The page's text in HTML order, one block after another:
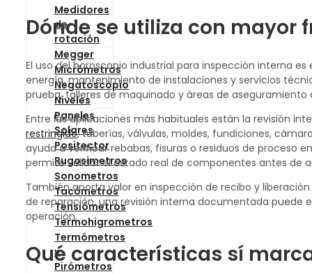
Medidores
de
rotación
Megger
Micrómetros
Negatoscopio
Niveles
Paneles
Solares
Positector
Rugosimetros
Sonometros
Tacómetros
Tensiómetros
Termohigrometros
Termómetros
y
Pirómetros
Dónde se utiliza con mayor
El uso del boroscopio industrial para inspección interna
energía, mantenimiento de instalaciones y servicios
prueba, talleres de maquinado y áreas de aseguramiento
Entre las aplicaciones más habituales están la revisión
restringido, tuberías, válvulas, moldes, fundiciones,
ayuda a verificar rebabas, fisuras o residuos de proceso
permite validar el estado real de componentes antes de
También aporta valor en inspección de recibo y
de reparación, una revisión interna documentada puede
operación.
Qué características sí